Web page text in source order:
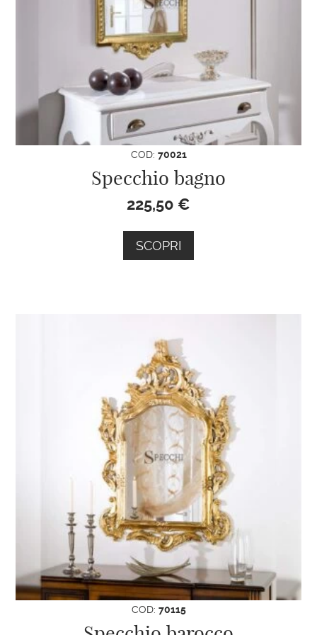
inviandoci la foto del modello che
hai scelto.
Ti aiuteremo con la tua ricerca!
COD: 70021
Specchio bagno
225,50 €
SCOPRI
COD: 70115